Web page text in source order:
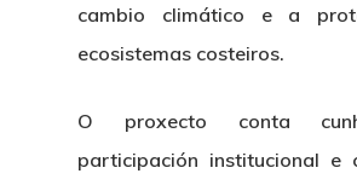
cambio climático e a
ecosistemas costeiros.
O proxecto conta
participación institucional e